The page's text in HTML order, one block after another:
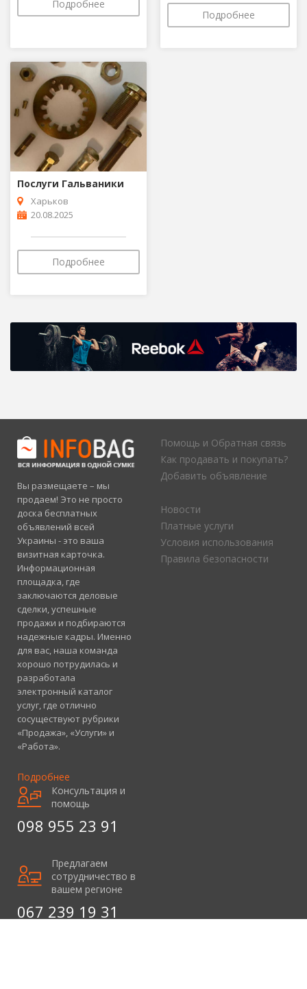
Подробнее
Подробнее
Послуги Гальваники
Харьков
20.08.2025
Подробнее
Вы размещаете – мы
продаем! Это не просто
доска бесплатных
объявлений всей
Украины - это ваша
визитная карточка.
Информационная
площадка, где
заключаются деловые
сделки, успешные
продажи и подбираются
надежные кадры. Именно
для вас, наша команда
хорошо потрудилась и
разработала
электронный каталог
услуг, где отлично
сосуществуют рубрики
«Продажа», «Услуги» и
«Работа».
Подробнее
Помощь и Обратная связь
Как продавать и покупать?
Добавить объявление
Новости
Платные услуги
Условия использования
Правила безопасности
Консультация и
помощь
098 955 23 91
Предлагаем
сотрудничество в
вашем регионе
067 239 19 31